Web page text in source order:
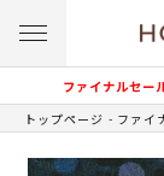
ファイナルセー
トップページ ファイ